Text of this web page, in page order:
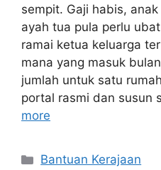
sempit. Gaji habis,
ayah tua pula perlu
ramai ketua keluarga
mana yang masuk
jumlah untuk satu
portal rasmi dan susun
more
Categories
Bantuan Kerajaan